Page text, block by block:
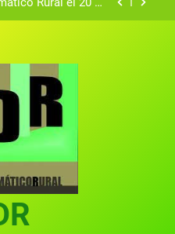
Rural el 20 de
Rural de Mira
(Cuenca)
Dramático Rural de
Rural 2025
Rural el 20 de
en el VI Certamen
breves teatrales
Rural de Mira
Dramático Rural de